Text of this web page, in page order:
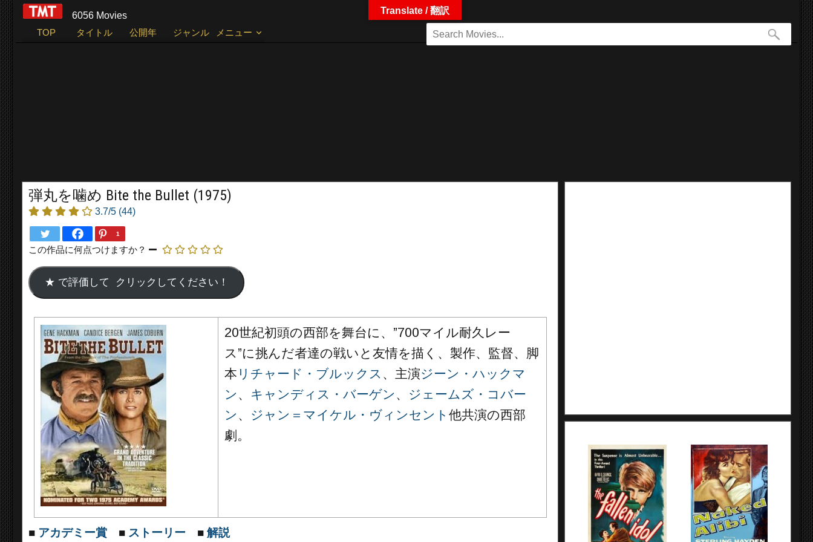
6056 Movies
TOP
タイトル 公開年 ジャンル メニュー
弾丸を噛め Bite the Bullet (1975)
3.7/5 (44)
1
この作品に何点つけますか？
20世紀初頭の西部を舞台に、”700マイル耐久レー
ス”に挑んだ者達の戦いと友情を描く、製作、監督、脚
本 リチャード・ブルックス 、主演ジーン・ハックマ
ン 、 キャンディス・バーゲン 、 ジェームズ・コバー
ン 、 ジャン＝マイケル・ヴィンセント 他共演の西部
劇。
■ アカデミー賞 ■ ストーリー ■ 解説
Translate / 翻訳